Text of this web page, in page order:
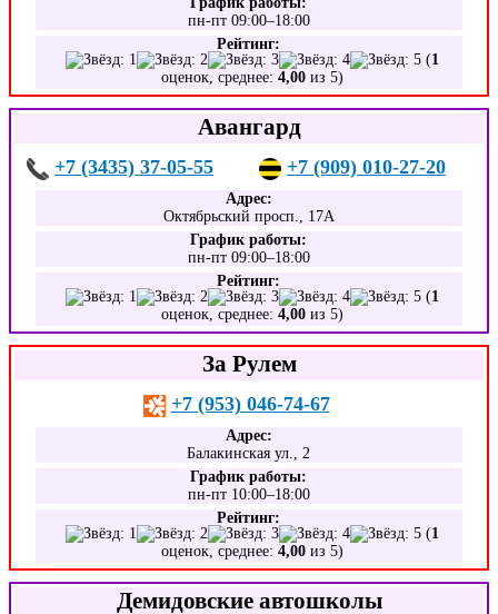
пн-пт 09:00–18:00
Рейтинг:
(1
оценок, среднее:4,00 из 5)
Авангард
+7 (3435) 37-05-55 +7 (909) 010-27-20
Адрес:
Октябрьский просп., 17А
График работы:
пн-пт 09:00–18:00
Рейтинг:
(1
оценок, среднее:4,00 из 5)
За Рулем
+7 (953) 046-74-67
Адрес:
Балакинская ул., 2
График работы:
пн-пт 10:00–18:00
Рейтинг:
(1
оценок, среднее:4,00 из 5)
Демидовские автошколы